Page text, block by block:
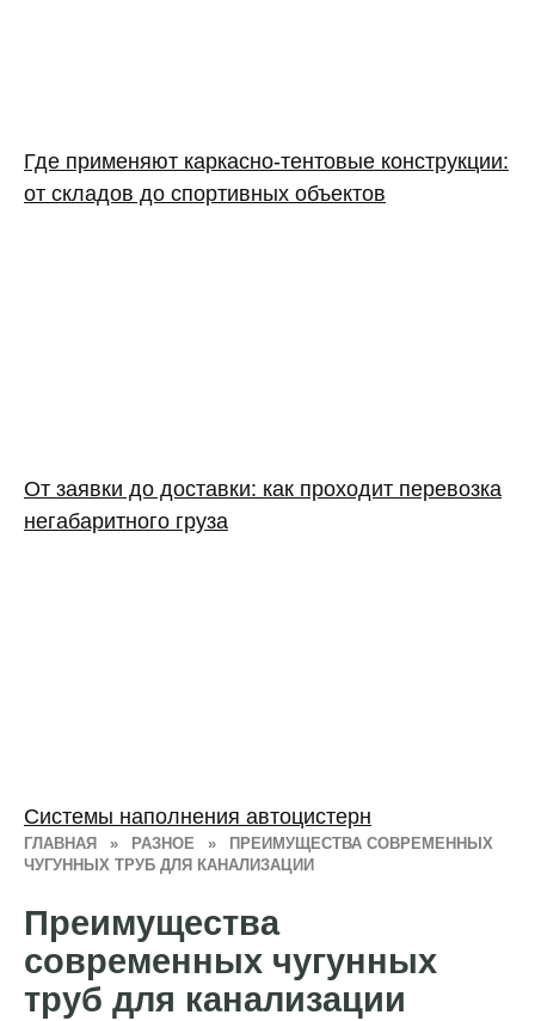
ГЛАВНАЯ » РАЗНОЕ »
ПРЕИМУЩЕСТВА СОВРЕМЕННЫХ
ЧУГУННЫХ ТРУБ ДЛЯ КАНАЛИЗАЦИИ
Преимущества
современных чугунных
труб для канализации
Где применяют каркасно‑тентовые конструкции:
от складов до спортивных объектов
От заявки до доставки: как проходит перевозка
негабаритного груза
Системы наполнения автоцистерн